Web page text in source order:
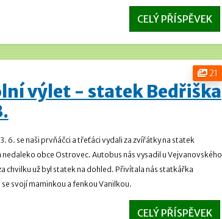
CELÝ PŘÍSPĚVEK
21
výlet - statek Bedřiška
6. se naši prvňáčci a třeťáci vydali za zvířátky na statek
nedaleko obce Ostrovec. Autobus nás vysadil u Vejvanovského
chvilku už byl statek na dohled. Přivítala nás statkářka
se svojí maminkou a fenkou Vanilkou.
CELÝ PŘÍSPĚVEK